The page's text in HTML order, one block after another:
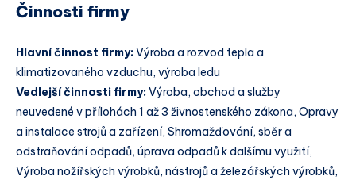
Činnosti firmy
Hlavní činnost firmy:Výroba a rozvod tepla a
klimatizovaného vzduchu, výroba ledu
Vedlejší činnosti firmy:Výroba, obchod a služby
neuvedené v přílohách 1 až 3 živnostenského zákona, Opravy
a instalace strojů a zařízení, Shromažďování, sběr a
odstraňování odpadů, úprava odpadů k dalšímu využití,
Výroba nožířských výrobků, nástrojů a železářských výrobků,